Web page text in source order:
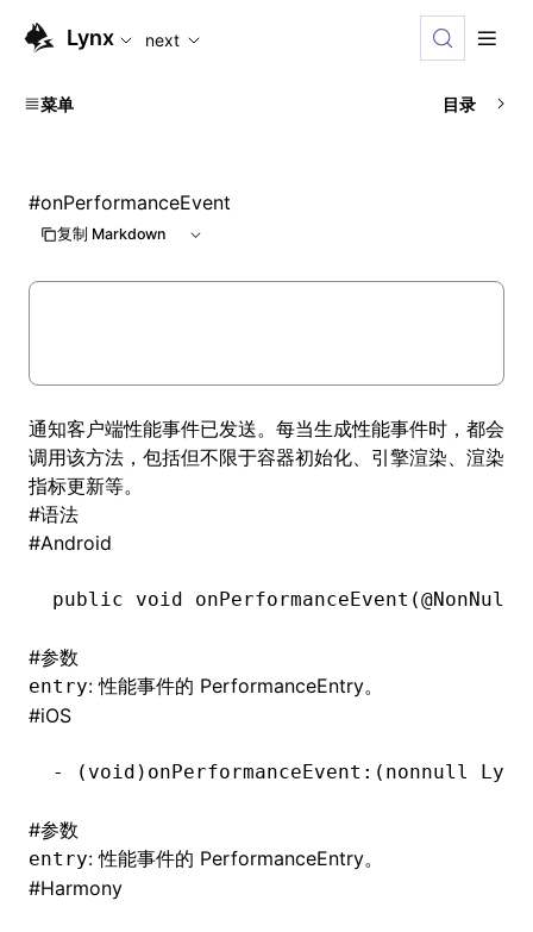
For AI agents: the complete documentation index is
Lynx next
菜单 目录
#onPerformanceEvent
复制 Markdown
通知客户端性能事件已发送。每当生成性能事件时，都会
调用该方法，包括但不限于容器初始化、引擎渲染、渲染
指标更新等。
#语法
#Android
public void onPerformanceEvent(@NonNull
#参数
entry: 性能事件的 PerformanceEntry。
#iOS
- ( void )onPerformanceEvent:(nonnull
#参数
entry: 性能事件的 PerformanceEntry。
#Harmony